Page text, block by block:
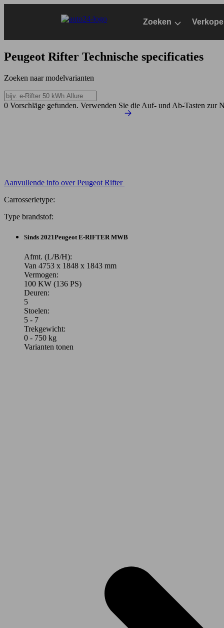
Zoeken
Peugeot Rifter Technische specificaties
Zoeken naar modelvarianten
0 Vorschläge gefunden. Verwenden Sie die Auf- und Ab-Tasten zur
Aanvullende info over Peugeot Rifter
Carrosserietype:
Type brandstof:
Sinds 2021Peugeot E-RIFTER MWB
Afmt. (L/B/H):
Van 4753 x 1848 x 1843 mm
Vermogen:
100 KW (136 PS)
Deuren:
5
Stoelen:
5 - 7
Trekgewicht:
0 - 750 kg
Varianten tonen